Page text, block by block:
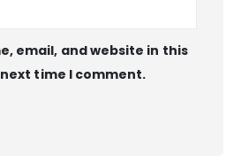
email, and website in this
time I comment.